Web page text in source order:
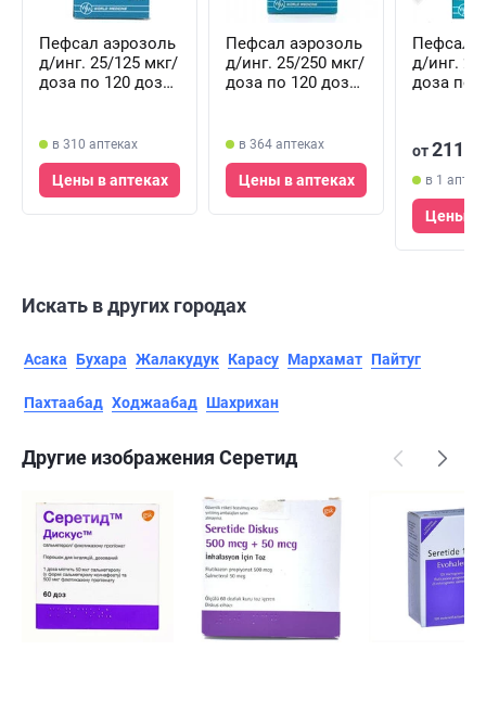
Пефсал аэрозоль
д/инг. 25/125 мкг/
доза по 120 доз
в 310 аптеках
Цены в аптеках
Пефсал аэрозоль
д/инг. 25/250 мкг/
доза по 120 доз
в 364 аптеках
Цены в аптеках
Пефсал
д/инг.
доза по
от211
в 1
Цены в
Искать в других городах
Асака Бухара Жалакудук Карасу Мархамат Пайтуг
Пахтаабад Ходжаабад Шахрихан
Другие изображения Серетид